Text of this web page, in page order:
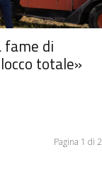
fame di
totale»
Pagina 1 di 2